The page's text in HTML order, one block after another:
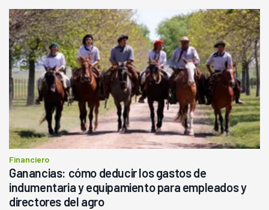
Financiero
Ganancias: cómo deducir los gastos de
indumentaria y equipamiento para empleados y
directores del agro